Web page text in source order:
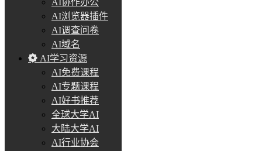
AI协作办公
AI浏览器插件
AI调查问卷
AI域名
AI学习资源
AI免费课程
AI专题课程
AI好书推荐
全球大学AI
大陆大学AI
AI行业协会